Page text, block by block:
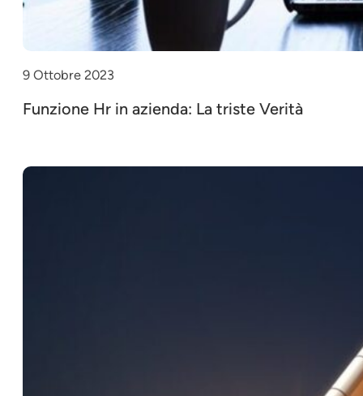
9 Ottobre 2023
Funzione Hr in azienda: La triste Verità